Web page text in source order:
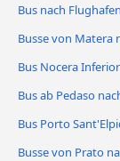
Bus nach
Busse von Matera
Bus Nocera
Bus ab Pedaso
Bus Porto
Busse von Prato